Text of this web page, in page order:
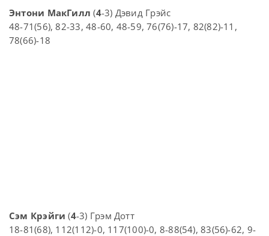
Энтони МакГилл (4-3) Дэвид Грэйс
48-71(56), 82-33, 48-60, 48-59, 76(76)-17, 82(82)-11,
78(66)-18
Сэм Крэйги (4-3) Грэм Дотт
18-81(68), 112(112)-0, 117(100)-0, 8-88(54), 83(56)-62, 9-